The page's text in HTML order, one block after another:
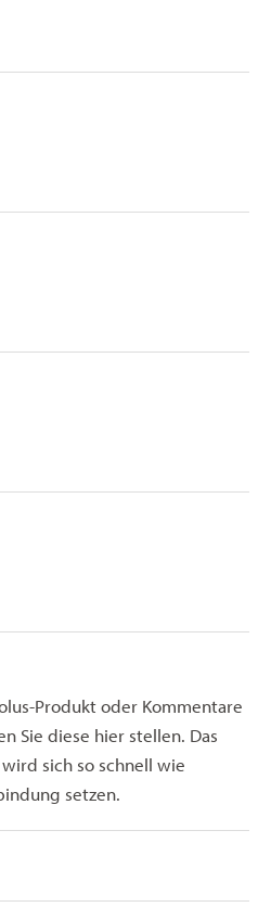
Produkt oder Kommentare
Sie diese hier stellen. Das
sich so schnell wie
setzen.